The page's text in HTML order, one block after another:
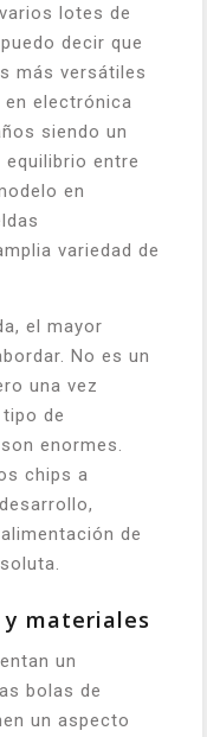
lotes de
decir que
más versátiles
electrónica
siendo un
entre
en
variedad de
el mayor
No es un
una vez
de
enormes.
chips a
de
y materiales
un
bolas de
un aspecto